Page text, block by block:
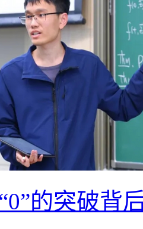
的突破背